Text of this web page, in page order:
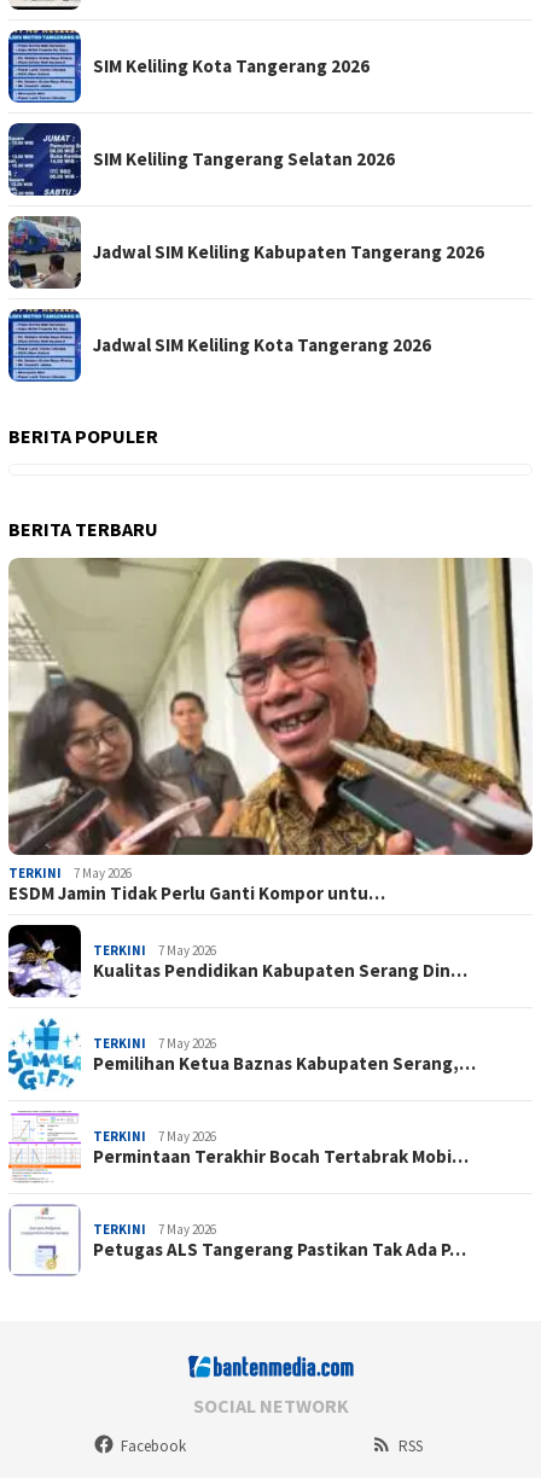
SIM Keliling Kota Tangerang 2026
SIM Keliling Tangerang Selatan 2026
Jadwal SIM Keliling Kabupaten Tangerang 2026
Jadwal SIM Keliling Kota Tangerang 2026
BERITA POPULER
BERITA TERBARU
TERKINI 7 May 2026
ESDM Jamin Tidak Perlu Ganti Kompor untu…
TERKINI 7 May 2026
Kualitas Pendidikan Kabupaten Serang Din…
TERKINI 7 May 2026
Pemilihan Ketua Baznas Kabupaten Serang,…
TERKINI 7 May 2026
Permintaan Terakhir Bocah Tertabrak Mobi…
TERKINI 7 May 2026
Petugas ALS Tangerang Pastikan Tak Ada P…
SOCIAL NETWORK
Facebook RSS